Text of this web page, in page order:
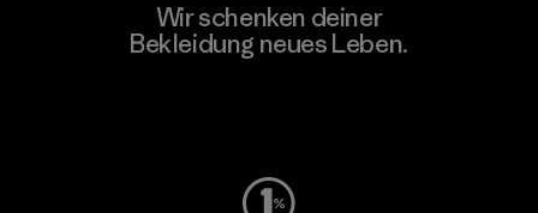
Wir schenken deiner
Bekleidung neues Leben.